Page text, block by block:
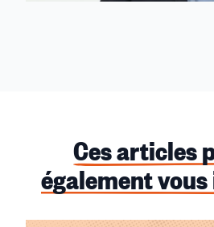
Ces articles
également